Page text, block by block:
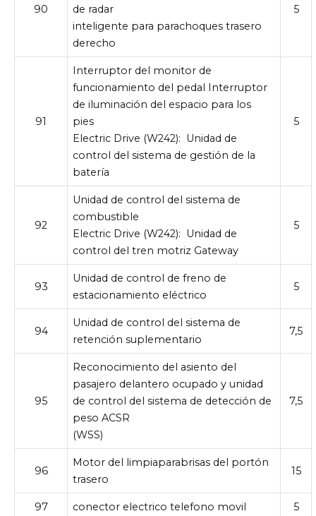
90
de radar
inteligente para parachoques trasero
derecho
5
91
Interruptor del monitor de
funcionamiento del pedal Interruptor
de iluminación del espacio para los
pies
Electric Drive (W242): Unidad de
control del sistema de gestión de la
batería
5
92
Unidad de control del sistema de
combustible
Electric Drive (W242): Unidad de
control del tren motriz Gateway
5
93
Unidad de control de freno de
estacionamiento eléctrico
5
94
Unidad de control del sistema de
retención suplementario
7,5
95
Reconocimiento del asiento del
pasajero delantero ocupado y unidad
de control del sistema de detección de
peso ACSR
(WSS)
7,5
96
Motor del limpiaparabrisas del portón
trasero
15
97 conector electrico telefono movil 5